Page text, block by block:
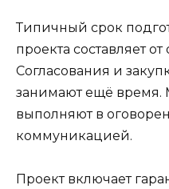
Типичный срок
проекта составляет
Согласования и
занимают ещё время.
выполняют в
коммуникацией.
Проект включает